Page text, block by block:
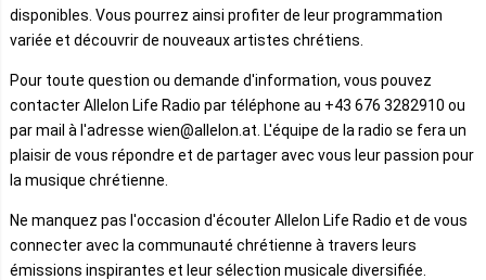
disponibles. Vous pourrez ainsi profiter de leur programmation
variée et découvrir de nouveaux artistes chrétiens.
Pour toute question ou demande d'information, vous pouvez
contacter Allelon Life Radio par téléphone au +43 676 3282910 ou
par mail à l'adresse wien@allelon.at. L'équipe de la radio se fera un
plaisir de vous répondre et de partager avec vous leur passion pour
la musique chrétienne.
Ne manquez pas l'occasion d'écouter Allelon Life Radio et de vous
connecter avec la communauté chrétienne à travers leurs
émissions inspirantes et leur sélection musicale diversifiée.